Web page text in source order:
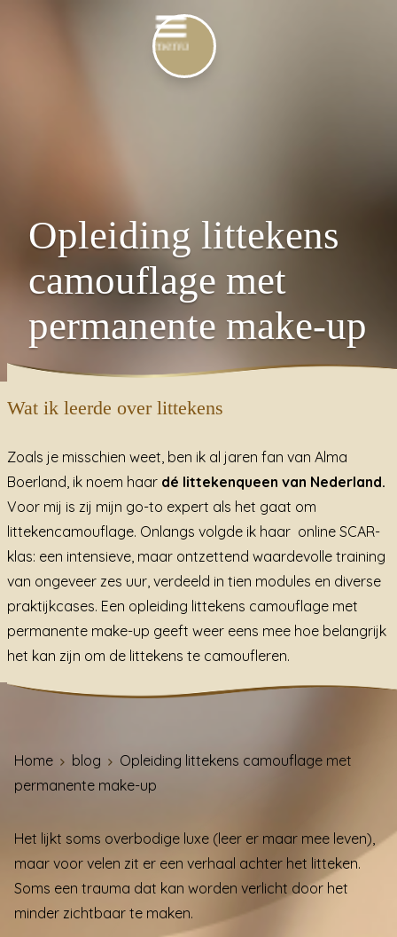
Opleiding littekens
camouflage met
permanente make-up
Wat ik leerde over littekens
Zoals je misschien weet, ben ik al jaren fan van Alma
Boerland, ik noem haar dé littekenqueen van Nederland.
Voor mij is zij mijn go-to expert als het gaat om
littekencamouflage. Onlangs volgde ik haar online SCAR-
klas: een intensieve, maar ontzettend waardevolle training
van ongeveer zes uur, verdeeld in tien modules en diverse
praktijkcases. Een opleiding littekens camouflage met
permanente make-up geeft weer eens mee hoe belangrijk
het kan zijn om de littekens te camoufleren.
Home blog
Opleiding littekens camouflage met
permanente make-up
Het lijkt soms overbodige luxe (leer er maar mee leven),
maar voor velen zit er een verhaal achter het litteken.
Soms een trauma dat kan worden verlicht door het
minder zichtbaar te maken.